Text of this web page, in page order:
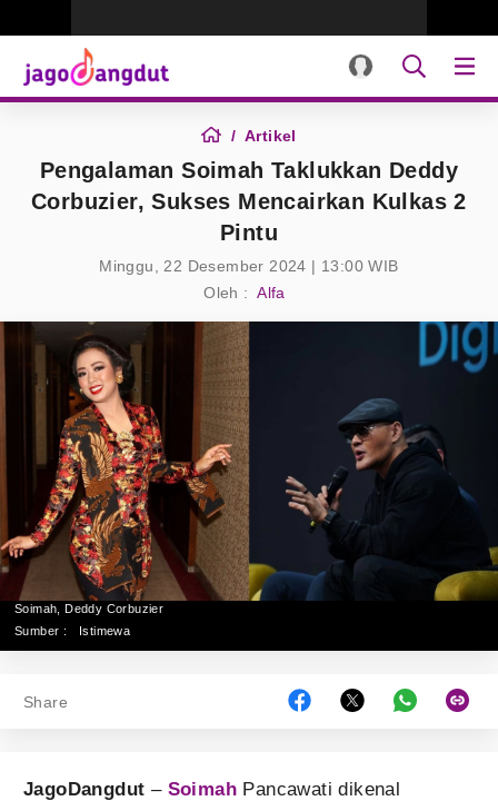
Artikel
Pengalaman Soimah Taklukkan Deddy
Corbuzier, Sukses Mencairkan Kulkas 2
Pintu
Minggu, 22 Desember 2024 | 13:00 WIB
Oleh : Alfa
Soimah, Deddy Corbuzier
Sumber :
Istimewa
Share
JagoDangdut – Soimah Pancawati dikenal